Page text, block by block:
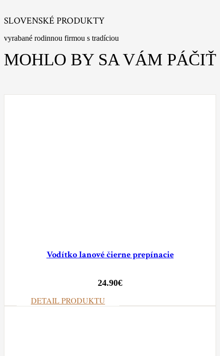
SLOVENSKÉ PRODUKTY
vyrabané rodinnou firmou s tradíciou
MOHLO BY SA VÁM PÁČIŤ
Vodítko lanové čierne prepínacie
24.90€
DETAIL PRODUKTU